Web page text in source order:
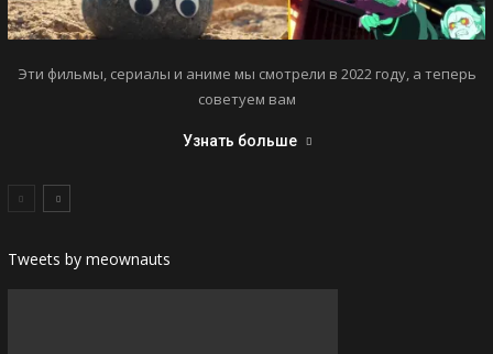
Эти фильмы, сериалы и аниме мы смотрели в 2022 году, а теперь
советуем вам
Узнать больше
Tweets by meownauts